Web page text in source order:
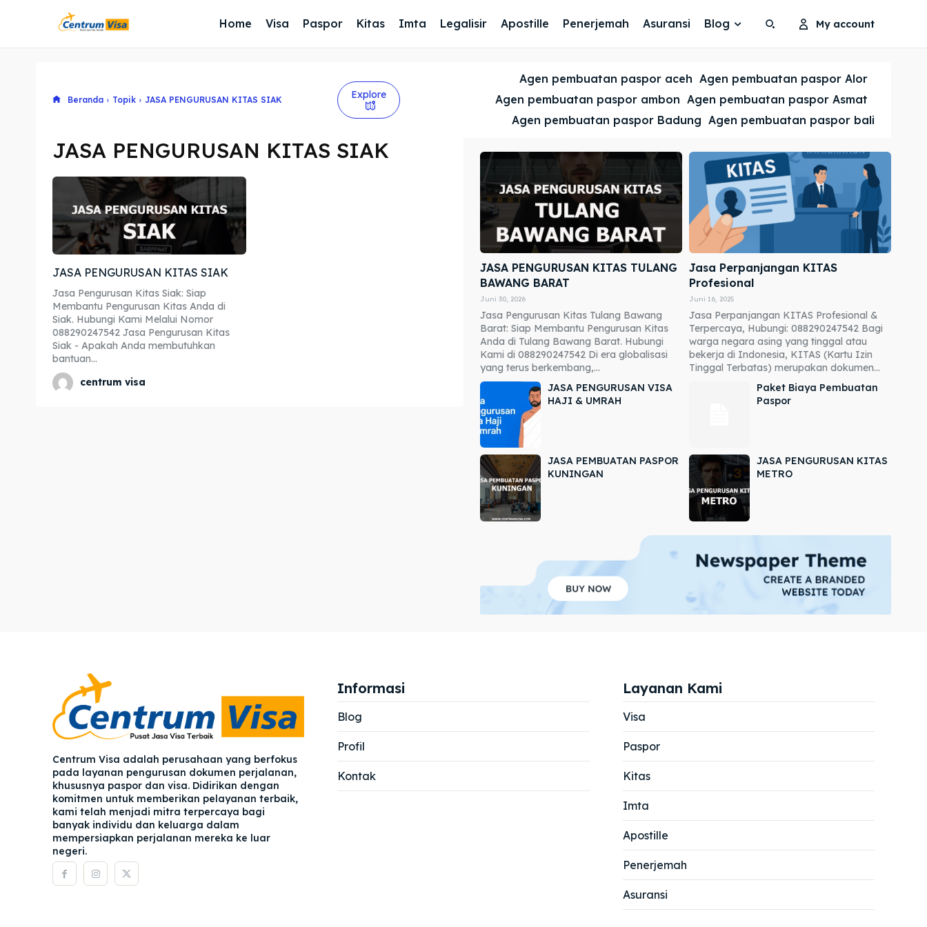
Explore our destinations
Blog
Cari
Explore our destinations
Blog
Cari
Home Visa Paspor Kitas Imta Legalisir Apostille Penerjemah Asuransi Blog My account
Beranda Topik JASA PENGURUSAN KITAS SIAK Explore
Agen pembuatan paspor aceh Agen pembuatan paspor Alor
Agen pembuatan paspor ambon Agen pembuatan paspor Asmat
Agen pembuatan paspor Badung Agen pembuatan paspor bali
JASA PENGURUSAN KITAS SIAK
JASA PENGURUSAN KITAS SIAK
Jasa Pengurusan Kitas Siak: Siap
Membantu Pengurusan Kitas Anda di
Siak. Hubungi Kami Melalui Nomor
088290247542 Jasa Pengurusan Kitas
Siak - Apakah Anda membutuhkan
bantuan...
centrum visa
JASA PENGURUSAN KITAS TULANG
BAWANG BARAT
Juni 30, 2026
Jasa Pengurusan Kitas Tulang Bawang
Barat: Siap Membantu Pengurusan Kitas
Anda di Tulang Bawang Barat. Hubungi
Kami di 088290247542 Di era globalisasi
yang terus berkembang,...
Jasa Perpanjangan KITAS
Profesional
Juni 16, 2025
Jasa Perpanjangan KITAS Profesional &
Terpercaya, Hubungi: 088290247542 Bagi
warga negara asing yang tinggal atau
bekerja di Indonesia, KITAS (Kartu Izin
Tinggal Terbatas) merupakan dokumen...
JASA PENGURUSAN VISA
HAJI & UMRAH
Paket Biaya Pembuatan
Paspor
JASA PEMBUATAN PASPOR
KUNINGAN
JASA PENGURUSAN KITAS
METRO
Centrum Visa adalah perusahaan yang berfokus
pada layanan pengurusan dokumen perjalanan,
khususnya paspor dan visa. Didirikan dengan
komitmen untuk memberikan pelayanan terbaik,
kami telah menjadi mitra terpercaya bagi
banyak individu dan keluarga dalam
mempersiapkan perjalanan mereka ke luar
negeri.
Informasi
Blog
Profil
Kontak
Layanan Kami
Visa
Paspor
Kitas
Imta
Apostille
Penerjemah
Asuransi